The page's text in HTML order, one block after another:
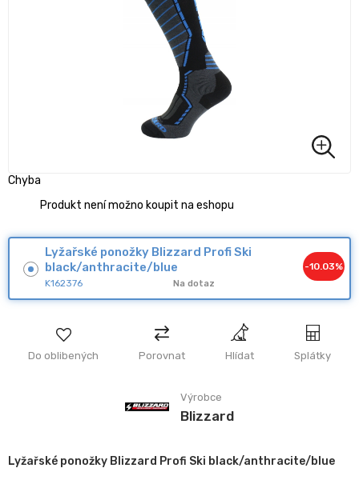
Výrobce
Blizzard
Do oblibených Porovnat Hlídat Splátky
Lyžařské ponožky Blizzard Profi Ski
black/anthracite/blue
K162376 Na dotaz
-10.03%
Chyba
Produkt není možno koupit na eshopu
Lyžařské ponožky Blizzard Profi Ski black/anthracite/blue